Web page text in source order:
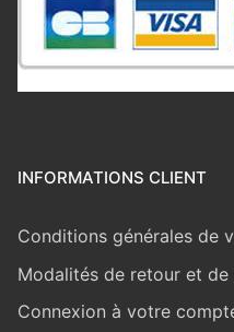
INFORMATIONS CLIENT
Conditions générales de
Modalités de retour et de
Connexion à votre